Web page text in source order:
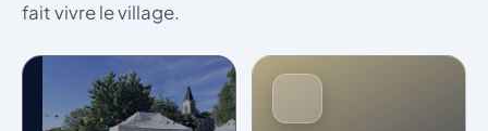
fait vivre le village.